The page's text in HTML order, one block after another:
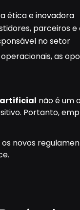
ética e inovadora
parceiros e
no setor
as
não é um
Portanto,
novos